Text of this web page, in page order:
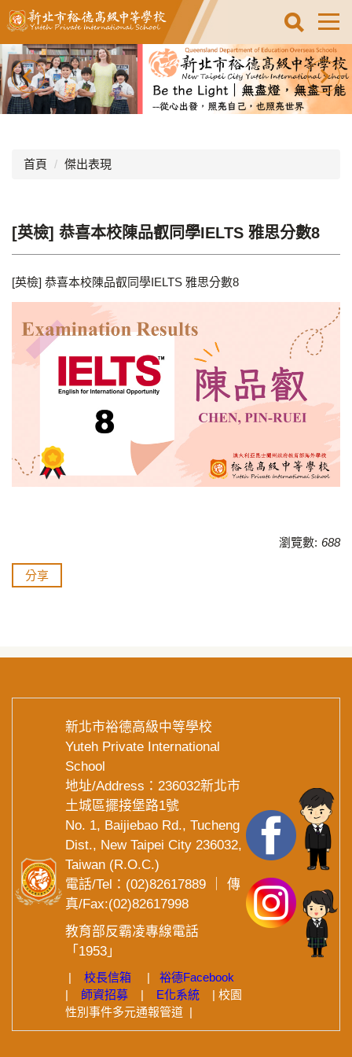
跳
到
主
要
內
容
區
首頁 傑出表現
[英檢] 恭喜本校陳品叡同學IELTS 雅思分數8
[英檢] 恭喜本校陳品叡同學IELTS 雅思分數8
瀏覽數: 688
分享
新北市裕德高級中等學校
Yuteh Private International
School
地址/Address：236032新北市
土城區擺接堡路1號
No. 1, Baijiebao Rd., Tucheng
Dist., New Taipei City 236032,
Taiwan (R.O.C.)
電話/Tel：(02)82617889 ｜ 傳
真/Fax:(02)82617998
教育部反霸凌專線電話
「1953」
| 校長信箱 | 裕德Facebook
| 師資招募 | E化系統 | 校園
性別事件多元通報管道 |